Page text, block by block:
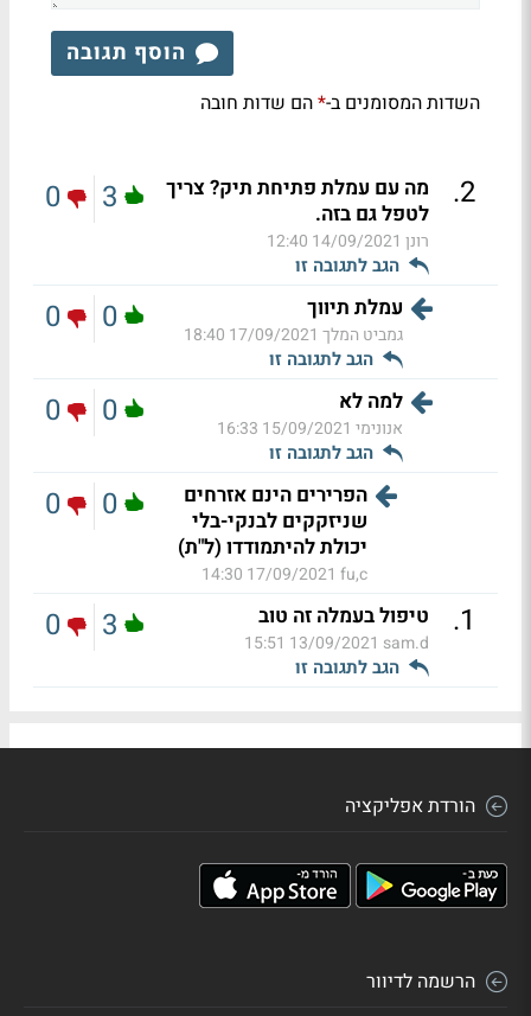
הוסף תגובה
השדות המסומנים ב-*הם שדות חובה
2
.
מה עם עמלת פתיחת תיק? צריך
לטפל גם בזה.
רונן 14/09/2021 12:40
הגב לתגובה זו
3
0
עמלת תיווך
גמביט המלך 17/09/2021 18:40
הגב לתגובה זו
0
0
למה לא
אנונימי 15/09/2021 16:33
הגב לתגובה זו
0
0
הפרירים הינם אזרחים
שניזקקים לבנקי-בלי
יכולת להיתמודדו (ל"ת)
fu,c
17/09/2021 14:30
0
0
1
. טיפול בעמלה זה טוב
sam.d
13/09/2021 15:51
הגב לתגובה זו
3
0
הורדת אפליקציה
הרשמה לדיוור